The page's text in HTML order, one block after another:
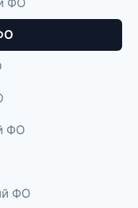
ФО
ФО